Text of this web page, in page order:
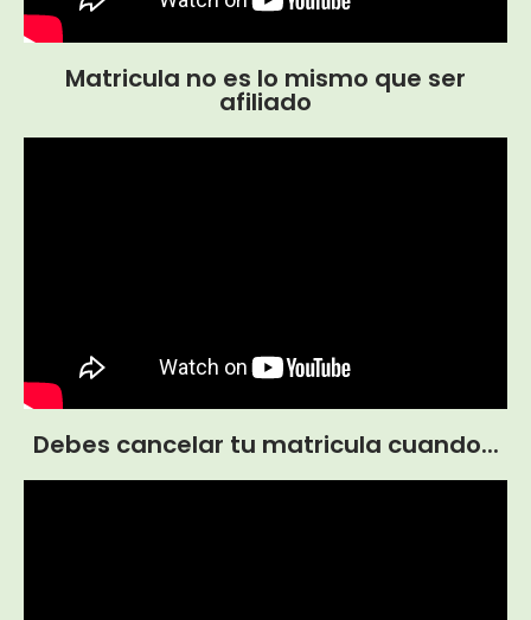
Matricula no es lo mismo que ser
afiliado
Debes cancelar tu matricula cuando...